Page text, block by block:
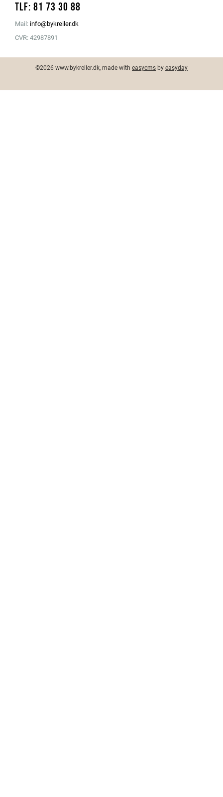
Tlf: 81 73 30 88
Mail: info@bykreiler.dk
CVR: 42987891
©2026 www.bykreiler.dk, made with easycms by easyday